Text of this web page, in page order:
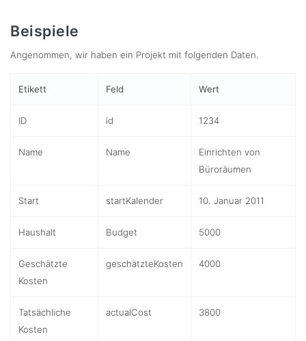
Beispiele
Angenommen, wir haben ein Projekt mit folgenden Daten.
Etikett Feld Wert
ID id 1234
Name Name
Einrichten von
Büroräumen
Start startKalender 10. Januar 2011
Haushalt Budget 5000
Geschätzte
Kosten
geschätzteKosten 4000
Tatsächliche
Kosten
actualCost 3800